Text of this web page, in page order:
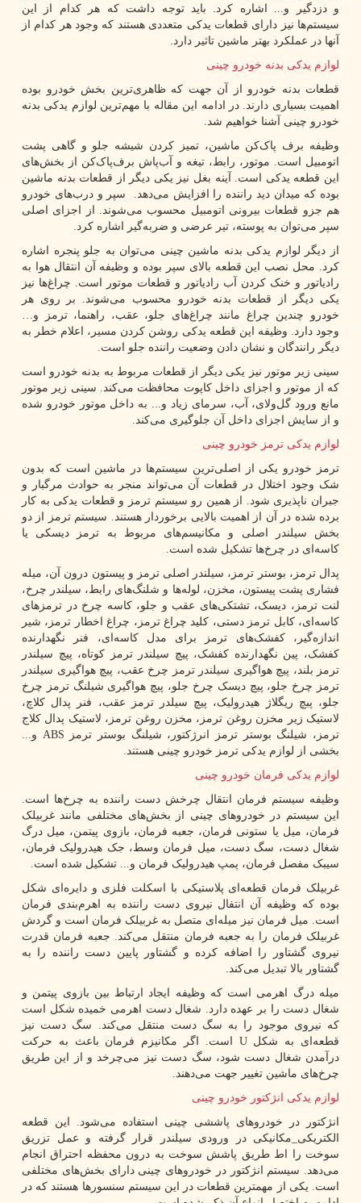
و دزدگیر و... اشاره کرد. باید توجه داشت که هر کدام از این
سیستم‌ها نیز دارای قطعات یدکی متعددی هستند که وجود هر کدام از
آنها در عملکرد بهتر ماشین تاثیر دارد.
لوازم یدکی بدنه خودرو چینی
قطعات بدنه خودرو از آن جهت که ظاهری‌ترین بخش خودرو بوده
اهمیت بسیاری دارند. در ادامه این مقاله با مهم‌ترین لوازم یدکی بدنه
خودرو چینی آشنا خواهیم شد.
وظیفه برف ‌پاک‌کن ماشین، تمیز کردن شیشه جلو و گاهی پشت
اتومبیل است. موتور، رابط، تیغه و آب‌پاش برف‌پاک‌‌کن از بخش‌های
این قطعه یدکی است. آینه بغل نیز یکی دیگر از قطعات بدنه ماشین
بوده که میدان دید راننده را افزایش می‌دهد. سپر و درب‌های خودرو
هم جزو قطعات بیرونی اتومبیل محسوب می‌شوند. از اجزای اصلی
سپر می‌توان به پوسته، تیر عرضی و ضربه‌گیر اشاره کرد.
از دیگر لوازم یدکی بدنه ماشین چینی می‌توان به جلو پنجره اشاره
کرد. محل نصب این قطعه بالای سپر بوده و وظیفه آن انتقال هوا به
رادیاتور و خنک کردن آب رادیاتور و قطعات موتور است. چراغ‌ها نیز
یکی دیگر از قطعات بدنه خودرو محسوب می‌شوند. بر روی هر
خودرو چندین چراغ مانند چراغ‌های جلو، عقب، راهنما، ترمز و…
وجود دارد. وظیفه این قطعه یدکی روشن کردن مسیر، اعلام خطر به
دیگر رانندگان و نشان دادن وضعیت راننده جلو است.
سینی زیر موتور نیز یکی دیگر از قطعات مربوط به بدنه خودرو است
که از موتور و اجزای داخل کاپوت محافظت می‌کند. سینی زیر موتور
مانع ورود گل‌ولای، آب، سرمای زیاد و... به داخل موتور خودرو شده
و از سایش اجزای داخل آن جلوگیری می‌کند.
لوازم یدکی ترمز خودرو چینی
ترمز خودرو یکی از اصلی‌ترین سیستم‌ها در ماشین است که بدون
شک وجود اختلال در قطعات آن می‌تواند منجر به حوادث مرگبار و
جبران ناپذیری شود. از همین رو سیستم ترمز و قطعات یدکی به کار
برده شده در آن از اهمیت بالایی برخوردار هستند. سیستم ترمز از دو
بخش سیلندر اصلی و مکانیسم‌های مربوط به ترمز دیسکی یا
کاسه‌ای در چرخ‌ها تشکیل شده است.
پدال ترمز، بوستر ترمز، سیلندر اصلی ترمز و پیستون درون آن، میله
فشاری پشت پیستون، مخزن، لوله‌ها و شلنگ‌های رابط، سیلندر چرخ،
لنت ترمز، دیسک، تشتکی‌های عقب و جلو، کاسه چرخ در ترمزهای
کاسه‌ای، کابل ترمز دستی، کلید چراغ ترمز، چراغ اخطار ترمز، شیر
اندازه‌گیر، کفشک‌های ترمز برای مدل کاسه‌ای، فنر نگهدارنده
کفشک، پین نگهدارنده کفشک، پیچ سیلندر ترمز کوتاه، پیچ سیلندر
ترمز بلند، پیچ هواگیری سیلندر ترمز چرخ عقب، پیچ هواگیری سیلندر
ترمز چرخ جلو، پیچ دیسک چرخ جلو، پیچ هواگیری شیلنگ ترمز چرخ
جلو، پبچ ریگلاژ هیدرولیک، پیچ سیلدر ترمز عقب، فنر پدال کلاچ،
لاستیک زیر مخزن روغن ترمز، مخزن روغن ترمز، لاستیک پدال کلاج
ترمز، شیلنگ بوستر ترمز انرژکتور، شیلنگ بوستر ترمز
ABS و...
بخشی از لوازم یدکی ترمز خودرو چینی هستند.
لوازم یدکی فرمان خودرو چینی
وظیفه سیستم فرمان انتقال چرخش دست راننده به چرخ‌ها است.
این سیستم در خودروهای چینی از بخش‌های مختلفی مانند غربیلک
فرمان، میل یا ستونی فرمان، جعبه فرمان، بازوی پیتمن، میل درگ
شغال دست، سگ دست، میل فرمان وسط، جک هیدرولیک فرمان،
سیبک مفصل فرمان، پمپ هیدرولیک فرمان و... تشکیل شده است.
غربیلک فرمان قطعه‌ای پلاستیکی با اسکلت فلزی و دایره‌ای شکل
بوده که وظیفه آن انتفال نیروی دست راننده به اهرم‌بندی فرمان
است. میل فرمان نیز میله‌ای متصل به غربیلک فرمان است و گردش
غربیلک فرمان را به جعبه فرمان منتقل می‌کند. جعبه فرمان قدرت
نیروی گشتاور را اضافه کرده و گشتاور پایین دست راننده را به
گشتاور بالا تبدیل می‌کند.
میله درگ اهرمی است که وظیفه ایجاد ارتباط بین بازوی پیتمن و
شغال دست را بر عهده دارد. شغال دست اهرمی خمیده شکل است
که نیروی موجود را به سگ دست منتقل می‌کند. سگ دست نیز
قطعه‌ای به شکلU است. اگر مکانیزم فرمان باعث به حرکت
درآمدن شغال دست شود، سگ دست نیز می‌چرخد و از این طریق
چرخ‌های ماشین تغییر جهت می‌دهند.
لوازم یدکی انژکتور خودرو چینی
انژکتور در خودروهای پاششی چینی استفاده می‌شود. این قطعه
الکتریکی_مکانیکی در ورودی سیلندر قرار گرفته و عمل تزریق
سوخت را اط طریق پاشش سوخت به درون محفظه‌ احتراق انجام
می‌دهد. سیستم انژکتور در خودروهای چینی دارای بخش‌های مختلفی
است. یکی از مهمترین قطعات در این سیستم سنسورها هستند که در